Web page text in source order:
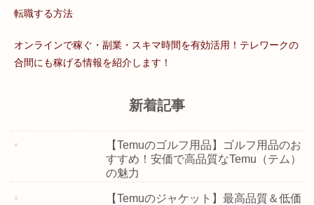
転職する方法
オンラインで稼ぐ・副業・スキマ時間を有効活用！テレワークの
合間にも稼げる情報を紹介します！
新着記事
【Temuのゴルフ用品】ゴルフ用品のお
すすめ！安価で高品質なTemu（テム）
の魅力
【Temuのジャケット】最高品質＆低価